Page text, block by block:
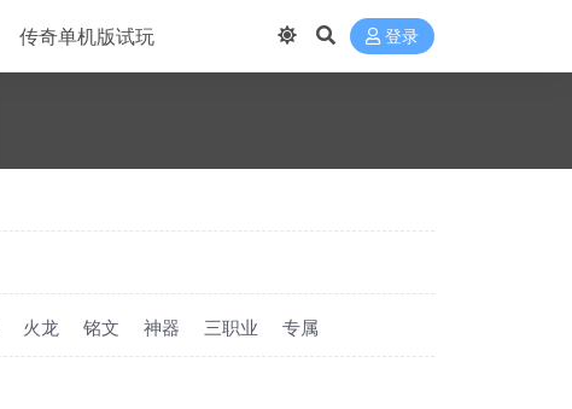
传奇单机版试玩 登录
火龙 铭文 神器 三职业 专属